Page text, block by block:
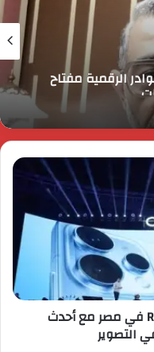
الرقمية مفتاح
أوبو تطلق سلسلة Reno15 5G في مصر مع أحدث
التصوير